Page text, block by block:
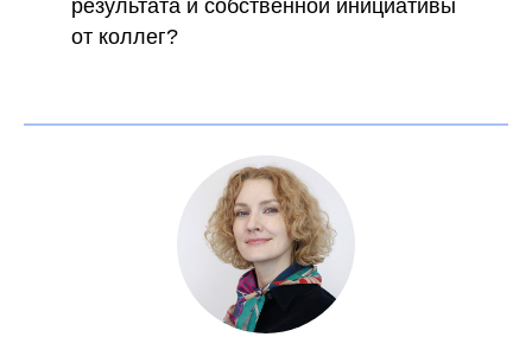
результата и собственной инициативы
от коллег?